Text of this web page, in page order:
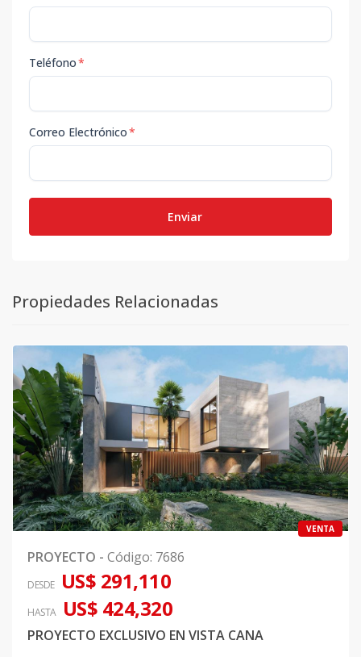
Teléfono*
Correo Electrónico*
Enviar
Propiedades Relacionadas
VENTA
PROYECTO - Código: 7686
DESDE US$ 291,110
HASTA US$ 424,320
PROYECTO EXCLUSIVO EN VISTA CANA